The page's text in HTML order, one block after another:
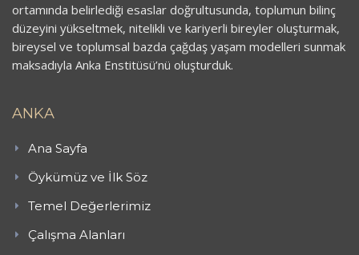
ortamında belirlediği esaslar doğrultusunda, toplumun bilinç
düzeyini yükseltmek, nitelikli ve kariyerli bireyler oluşturmak,
bireysel ve toplumsal bazda çağdaş yaşam modelleri sunmak
maksadıyla Anka Enstitüsü’nü oluşturduk.
ANKA
Ana Sayfa
Öykümüz ve İlk Söz
Temel Değerlerimiz
Çalışma Alanları